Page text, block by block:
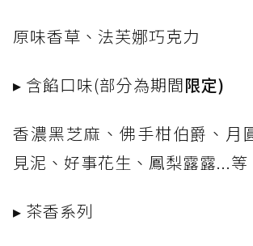
原味香草、法芙娜巧克力
▸ 含餡口味(部分為期間限定)
香濃黑芝麻、佛手柑伯爵、月
見泥、好事花生、鳳梨露露...等
▸ 茶香系列